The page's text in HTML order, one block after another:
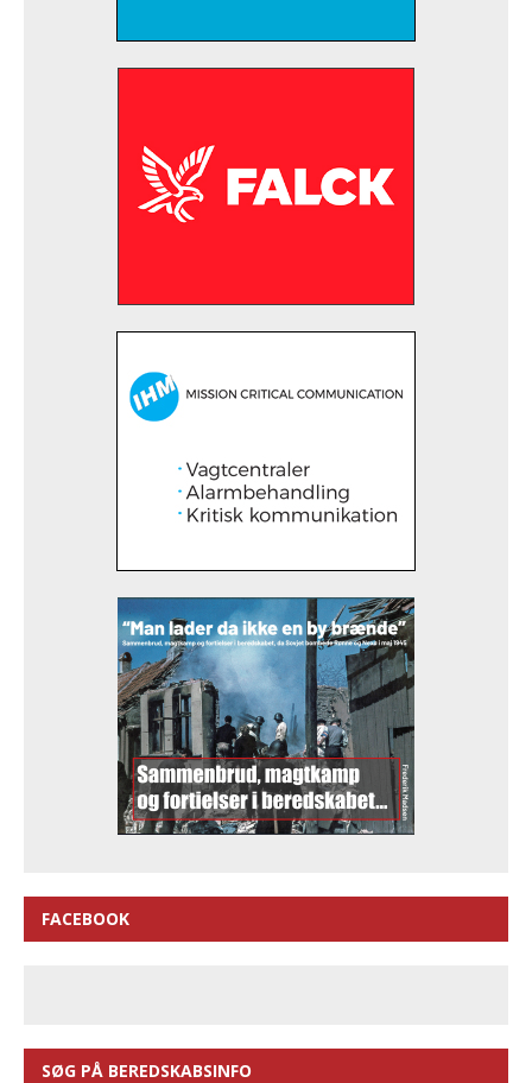
FACEBOOK
SØG PÅ BEREDSKABSINFO